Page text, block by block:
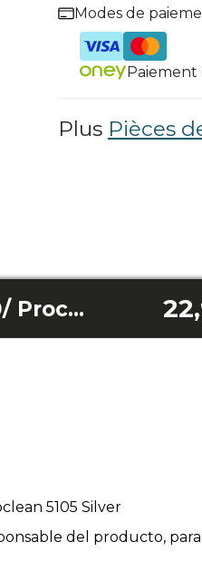
Modes de
Paiement
Plus Pièces
Élément chauffant Proclean 5130/ Proclean 5105 Noir/ Proclean 5105 Argent
5105 Silver
del producto,